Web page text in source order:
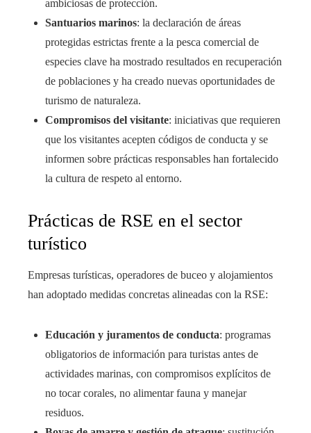
ambiciosas de protección.
Santuarios marinos: la declaración de áreas
protegidas estrictas frente a la pesca comercial de
especies clave ha mostrado resultados en recuperación
de poblaciones y ha creado nuevas oportunidades de
turismo de naturaleza.
Compromisos del visitante: iniciativas que requieren
que los visitantes acepten códigos de conducta y se
informen sobre prácticas responsables han fortalecido
la cultura de respeto al entorno.
Prácticas de RSE en el sector
turístico
Empresas turísticas, operadores de buceo y alojamientos
han adoptado medidas concretas alineadas con la RSE:
Educación y juramentos de conducta: programas
obligatorios de información para turistas antes de
actividades marinas, con compromisos explícitos de
no tocar corales, no alimentar fauna y manejar
residuos.